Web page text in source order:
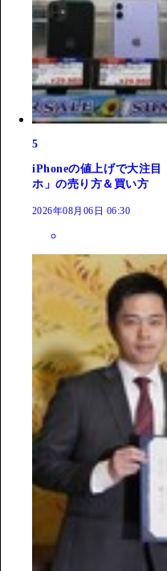
5
iPhoneの値上げで大注
ホ」の売り方＆買い方
2026年08月06日 06:30